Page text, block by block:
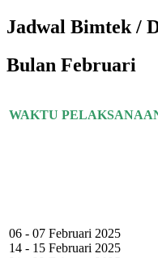
Jadwal Bimtek /
Bulan Februari
WAKTU
06 - 07 Februari 2025
14 - 15 Februari 2025